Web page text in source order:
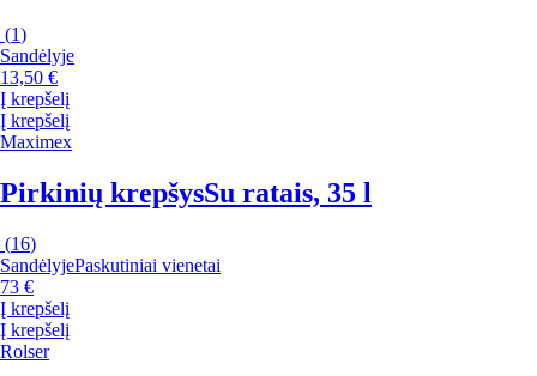
(1)
Sandėlyje
13,50 €
Į krepšelį
Į krepšelį
Maximex
Pirkinių krepšysSu ratais, 35 l
(16)
SandėlyjePaskutiniai vienetai
73 €
Į krepšelį
Į krepšelį
Rolser